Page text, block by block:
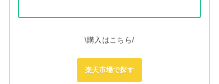
\購入はこちら/
楽天市場で探す